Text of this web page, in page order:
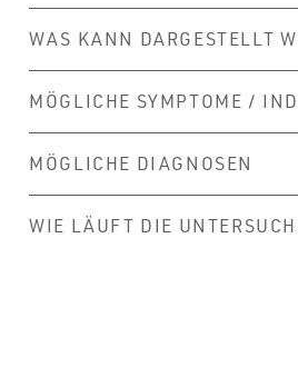
WAS KANN DARGESTELLT
MÖGLICHE SYMPTOME /
MÖGLICHE DIAGNOSEN
WIE LÄUFT DIE